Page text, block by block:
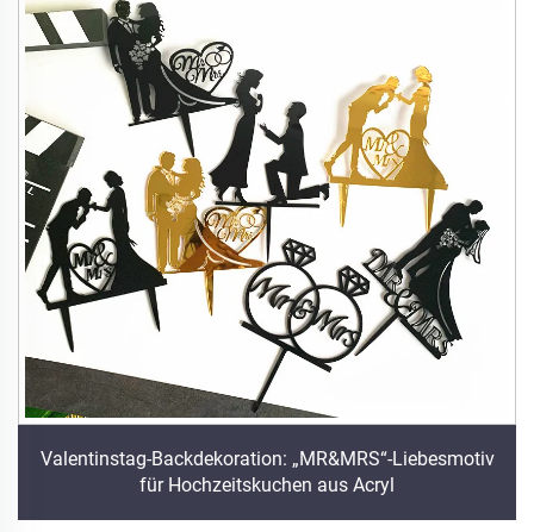
Valentinstag-Backdekoration: „MR&MRS“-Liebesmotiv
für Hochzeitskuchen aus Acryl